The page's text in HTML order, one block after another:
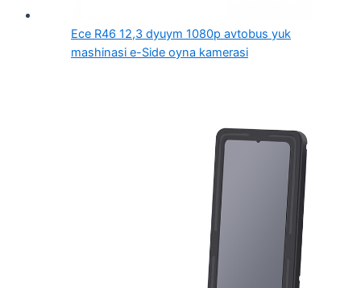
Ece R46 12,3 dyuym 1080p avtobus yuk
mashinasi e-Side oyna kamerasi